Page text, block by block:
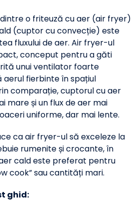
o friteuză cu aer (air fryer)
(cuptor cu convecție) este
fluxului de aer. Air fryer-ul
conceput pentru a găti
unui ventilator foarte
fierbinte în spațiul
comparație, cuptorul cu aer
mare și un flux de aer mai
uniforme, dar mai lente.
ca air fryer-ul să exceleze la
rumenite și crocante, în
cald este preferat pentru
cook” sau cantități mari.
ghid: